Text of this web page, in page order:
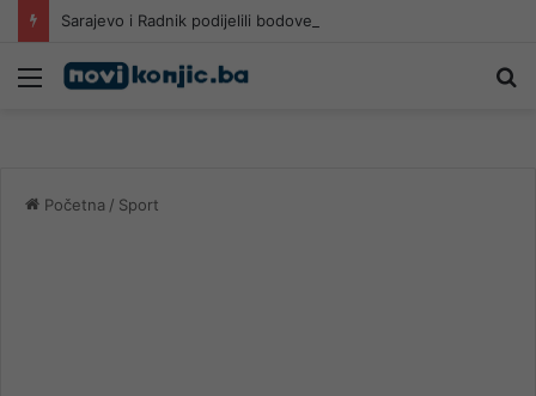
Sarajevo i Radnik podijelili bodove u Mostaru
Meni
Početna / Sport